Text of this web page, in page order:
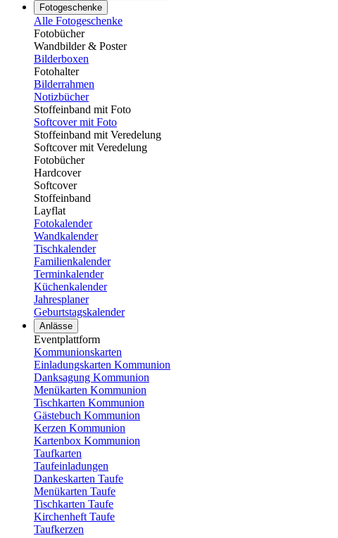
Fotogeschenke
Alle Fotogeschenke
Fotobücher
Wandbilder & Poster
Bilderboxen
Fotohalter
Bilderrahmen
Notizbücher
Stoffeinband mit Foto
Softcover mit Foto
Stoffeinband mit Veredelung
Softcover mit Veredelung
Fotobücher
Hardcover
Softcover
Stoffeinband
Layflat
Fotokalender
Wandkalender
Tischkalender
Familienkalender
Terminkalender
Küchenkalender
Jahresplaner
Geburtstagskalender
Anlässe
Eventplattform
Kommunionskarten
Einladungskarten Kommunion
Danksagung Kommunion
Menükarten Kommunion
Tischkarten Kommunion
Gästebuch Kommunion
Kerzen Kommunion
Kartenbox Kommunion
Taufkarten
Taufeinladungen
Dankeskarten Taufe
Menükarten Taufe
Tischkarten Taufe
Kirchenheft Taufe
Taufkerzen